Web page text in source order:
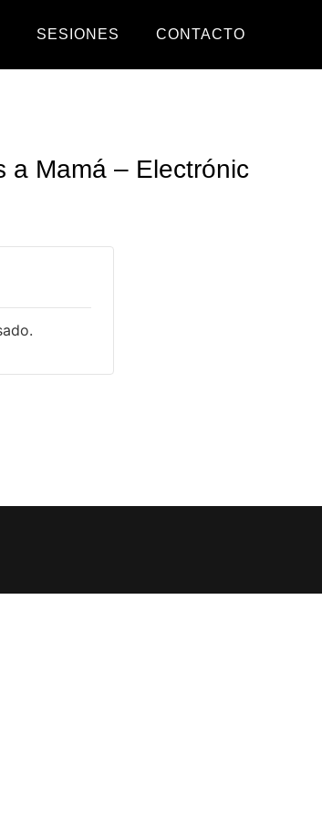
SESIONES CONTACTO
a Mamá – Electrónic